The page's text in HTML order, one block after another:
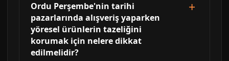
Ordu Perşembe'nin tarihi
pazarlarında alışveriş yaparken
yöresel ürünlerin tazeliğini
korumak için nelere dikkat
edilmelidir?